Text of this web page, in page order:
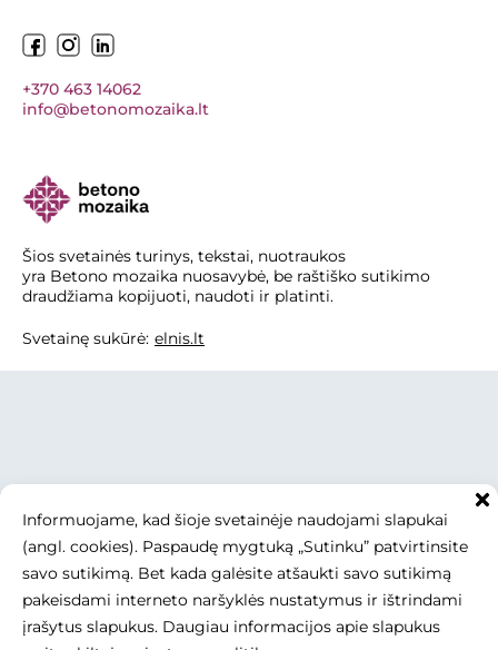
Informuojame, kad šioje svetainėje naudojami slapukai
(angl. cookies). Paspaudę mygtuką „Sutinku” patvirtinsite
savo sutikimą. Bet kada galėsite atšaukti savo sutikimą
pakeisdami interneto naršyklės nustatymus ir ištrindami
įrašytus slapukus. Daugiau informacijos apie slapukus
+370 463 14062
info@betonomozaika.lt
Šios svetainės turinys, tekstai, nuotraukos
yra Betono mozaika nuosavybė, be raštiško sutikimo
draudžiama kopijuoti, naudoti ir platinti.
Svetainę sukūrė: elnis.lt